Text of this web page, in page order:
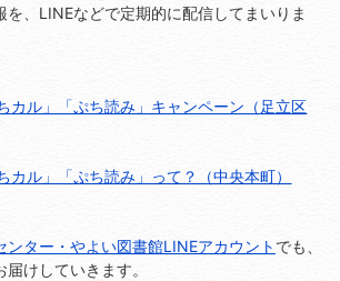
、LINEなどで定期的に配信してまいりま
カル」「ぷち読み」キャンペーン（足立区
カル」「ぷち読み」って？（中央本町）
ンター・やよい図書館LINEアカウント でも、
けしていきます。